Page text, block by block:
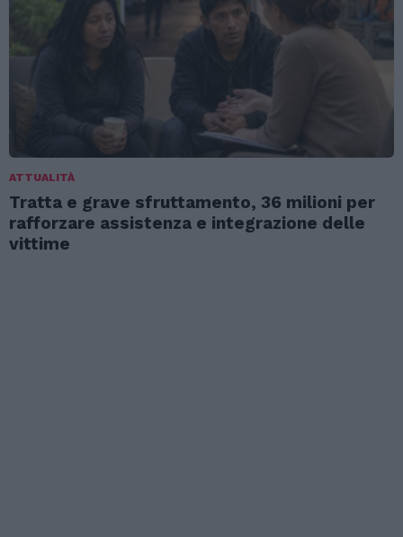
ATTUALITÀ
Tratta e grave sfruttamento, 36 milioni per
rafforzare assistenza e integrazione delle
vittime